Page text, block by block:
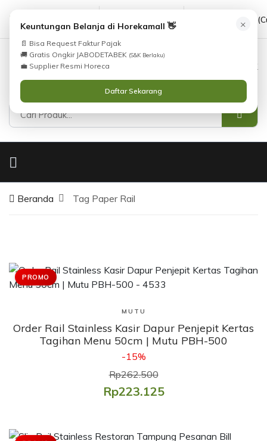
(021) 38783380 08551688000
Masuk
×
Keuntungan Belanja di Horekamall 👋
📄 Bisa Request Faktur Pajak
🚚 Gratis Ongkir JABODETABEK (S&K Berlaku)
💼 Supplier Resmi Horeca
Daftar Sekarang
Beranda Tag Paper Rail
PROMO
Lihat Produk
MUTU
Order Rail Stainless Kasir Dapur Penjepit Kertas
Tagihan Menu 50cm | Mutu PBH-500
-15%
Rp262.500
Rp223.125